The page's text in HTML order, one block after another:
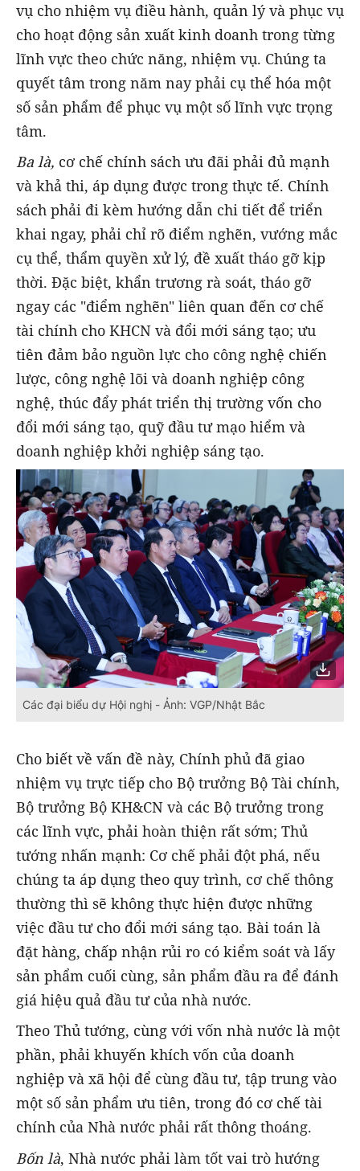
vụ cho nhiệm vụ điều hành, quản lý và phục vụ
cho hoạt động sản xuất kinh doanh trong từng
lĩnh vực theo chức năng, nhiệm vụ. Chúng ta
quyết tâm trong năm nay phải cụ thể hóa một
số sản phẩm để phục vụ một số lĩnh vực trọng
tâm.
Ba là, cơ chế chính sách ưu đãi phải đủ mạnh
và khả thi, áp dụng được trong thực tế. Chính
sách phải đi kèm hướng dẫn chi tiết để triển
khai ngay, phải chỉ rõ điểm nghẽn, vướng mắc
cụ thể, thẩm quyền xử lý, đề xuất tháo gỡ kịp
thời. Đặc biệt, khẩn trương rà soát, tháo gỡ
ngay các "điểm nghẽn" liên quan đến cơ chế
tài chính cho KHCN và đổi mới sáng tạo; ưu
tiên đảm bảo nguồn lực cho công nghệ chiến
lược, công nghệ lõi và doanh nghiệp công
nghệ, thúc đẩy phát triển thị trường vốn cho
đổi mới sáng tạo, quỹ đầu tư mạo hiểm và
doanh nghiệp khởi nghiệp sáng tạo.
Các đại biểu dự Hội nghị - Ảnh: VGP/Nhật Bắc
Cho biết về vấn đề này, Chính phủ đã giao
nhiệm vụ trực tiếp cho Bộ trưởng Bộ Tài chính,
Bộ trưởng Bộ KH&CN và các Bộ trưởng trong
các lĩnh vực, phải hoàn thiện rất sớm; Thủ
tướng nhấn mạnh: Cơ chế phải đột phá, nếu
chúng ta áp dụng theo quy trình, cơ chế thông
thường thì sẽ không thực hiện được những
việc đầu tư cho đổi mới sáng tạo. Bài toán là
đặt hàng, chấp nhận rủi ro có kiểm soát và lấy
sản phẩm cuối cùng, sản phẩm đầu ra để đánh
giá hiệu quả đầu tư của nhà nước.
Theo Thủ tướng, cùng với vốn nhà nước là một
phần, phải khuyến khích vốn của doanh
nghiệp và xã hội để cùng đầu tư, tập trung vào
một số sản phẩm ưu tiên, trong đó cơ chế tài
chính của Nhà nước phải rất thông thoáng.
Bốn là, Nhà nước phải làm tốt vai trò hướng